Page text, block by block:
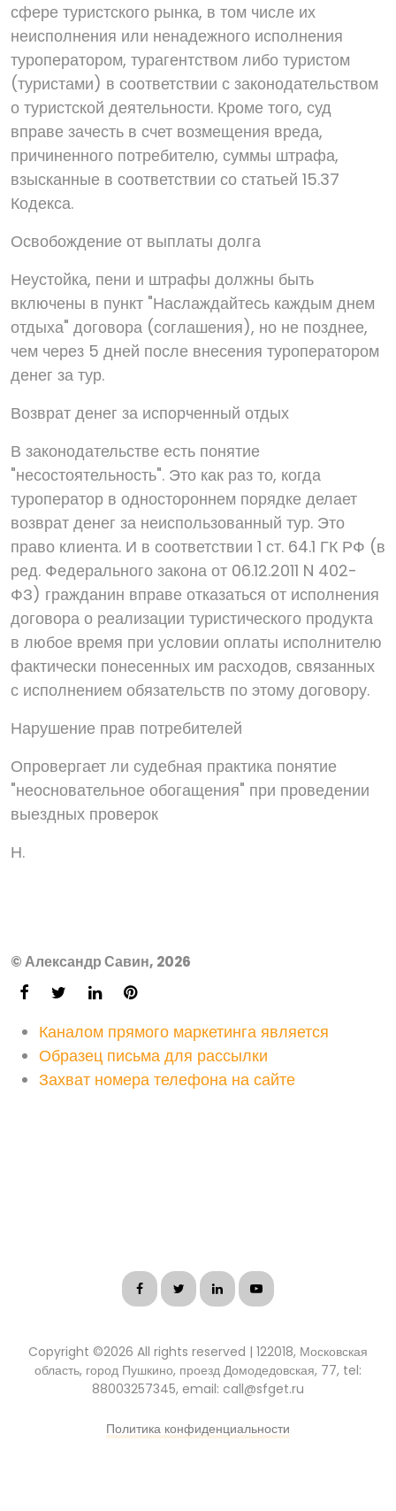
сфере туристского рынка, в том числе их
неисполнения или ненадежного исполнения
туроператором, турагентством либо туристом
(туристами) в соответствии с законодательством
о туристской деятельности. Кроме того, суд
вправе зачесть в счет возмещения вреда,
причиненного потребителю, суммы штрафа,
взысканные в соответствии со статьей 15.37
Кодекса.
Освобождение от выплаты долга
Неустойка, пени и штрафы должны быть
включены в пункт "Наслаждайтесь каждым днем
отдыха" договора (соглашения), но не позднее,
чем через 5 дней после внесения туроператором
денег за тур.
Возврат денег за испорченный отдых
В законодательстве есть понятие
"несостоятельность". Это как раз то, когда
туроператор в одностороннем порядке делает
возврат денег за неиспользованный тур. Это
право клиента. И в соответствии 1 ст. 64.1 ГК РФ (в
ред. Федерального закона от 06.12.2011 N 402-
ФЗ) гражданин вправе отказаться от исполнения
договора о реализации туристического продукта
в любое время при условии оплаты исполнителю
фактически понесенных им расходов, связанных
с исполнением обязательств по этому договору.
Нарушение прав потребителей
Опровергает ли судебная практика понятие
"неосновательное обогащения" при проведении
выездных проверок
Н.
© Александр Савин, 2026
Каналом прямого маркетинга является
Образец письма для рассылки
Захват номера телефона на сайте
Copyright ©2026 All rights reserved | 122018, Московская
область, город Пушкино, проезд Домодедовская, 77, tel:
88003257345, email: call@sfget.ru
Политика конфиденциальности